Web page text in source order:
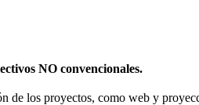
NO convencionales.
de los proyectos, como web y